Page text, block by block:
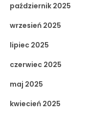
październik 2025
wrzesień 2025
lipiec 2025
czerwiec 2025
maj 2025
kwiecień 2025